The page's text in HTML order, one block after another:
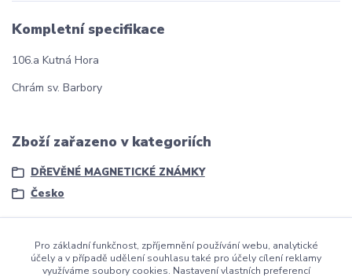
Kompletní specifikace
106.a Kutná Hora
Chrám sv. Barbory
Zboží zařazeno v kategoriích
DŘEVĚNÉ MAGNETICKÉ ZNÁMKY
Česko
Pro základní funkčnost, zpříjemnění používání webu, analytické
účely a v případě udělení souhlasu také pro účely cílení reklamy
využíváme soubory cookies. Nastavení vlastních preferencí